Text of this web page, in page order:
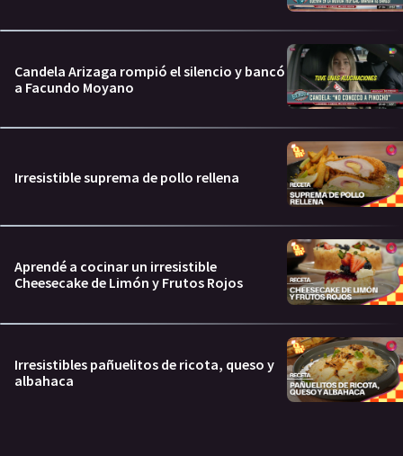
Candela Arizaga rompió el silencio y bancó
a Facundo Moyano
Irresistible suprema de pollo rellena
Aprendé a cocinar un irresistible
Cheesecake de Limón y Frutos Rojos
Irresistibles pañuelitos de ricota, queso y
albahaca